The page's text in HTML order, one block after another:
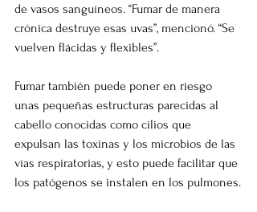
de vasos sanguíneos. “Fumar de manera
crónica destruye esas uvas”, mencionó. “Se
vuelven flácidas y flexibles”.
Fumar también puede poner en riesgo
unas pequeñas estructuras parecidas al
cabello conocidas como cilios que
expulsan las toxinas y los microbios de las
vías respiratorias, y esto puede facilitar que
los patógenos se instalen en los pulmones.